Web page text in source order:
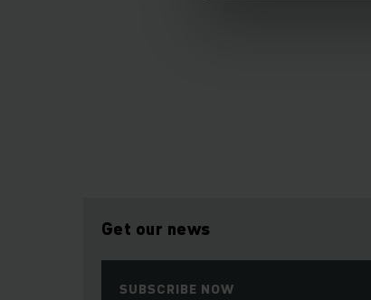
Get our news
SUBSCRIBE NOW